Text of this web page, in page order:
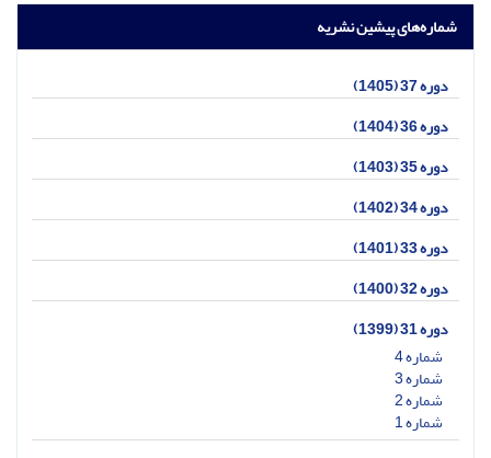
شماره‌های پیشین نشریه
دوره 37 (1405)
دوره 36 (1404)
دوره 35 (1403)
دوره 34 (1402)
دوره 33 (1401)
دوره 32 (1400)
دوره 31 (1399)
شماره 4
شماره 3
شماره 2
شماره 1